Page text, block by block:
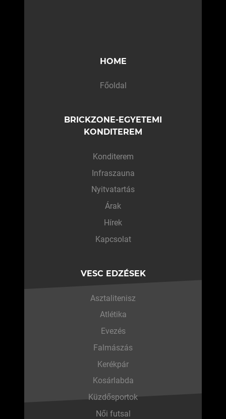
HOME
Főoldal
BRICKZONE-EGYETEMI
KONDITEREM
Konditerem
Infraszauna
Nyitvatartás
Árak
Hírek
Kapcsolat
VESC EDZÉSEK
Asztalitenisz
Atlétika
Evezés
Falmászás
Kerékpár
Kosárlabda
Küzdősportok
Női futsal